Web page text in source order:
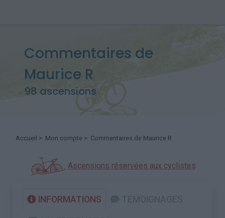
Commentaires de
Maurice R
98 ascensions
Accueil > Mon compte > Commentaires de Maurice R
Ascensions réservées aux cyclistes
INFORMATIONS